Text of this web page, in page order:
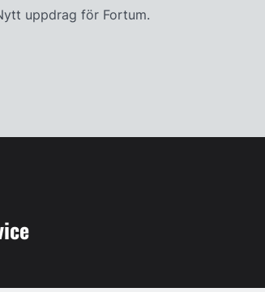
uppdrag för Fortum.